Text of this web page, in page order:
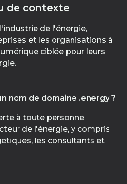
de contexte
de l'énergie,
et les organisations à
ciblée pour leurs
nom de domaine .energy ?
à toute personne
de l'énergie, y compris
les consultants et